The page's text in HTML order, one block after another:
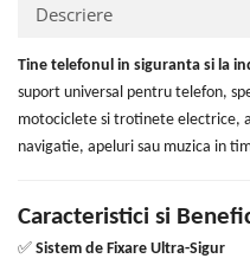
Descriere
Tine telefonul in siguranta si la
suport universal pentru telefon,
motociclete si trotinete electrice,
navigatie, apeluri sau muzica in
Caracteristici si
✅ Sistem de Fixare Ultra-Sigur